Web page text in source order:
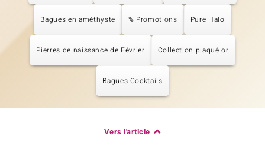
Bagues en améthyste % Promotions Pure Halo
Pierres de naissance de Février Collection plaqué or
Bagues Cocktails
Vers l'article